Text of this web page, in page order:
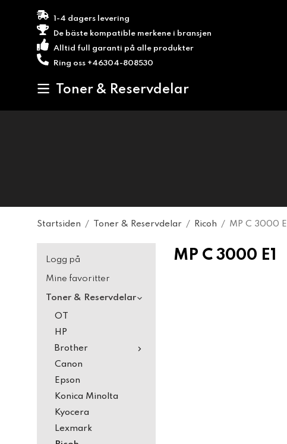
1-4 dagers levering
De bäste kompatible merkene i bransjen
Alltid full garanti på alle produkter
Ring oss +46304-808530
Toner & Reservdelar
Startsiden / Toner & Reservdelar / Ricoh / MP C 3000 E1
Logg på
Mine favoritter
Toner & Reservdelar
OT
HP
Brother
Canon
Epson
Konica Minolta
Kyocera
Lexmark
MP C 3000 E1